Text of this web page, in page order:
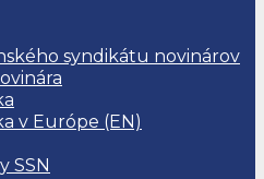
syndikátu novinárov
v Európe (EN)
SSN